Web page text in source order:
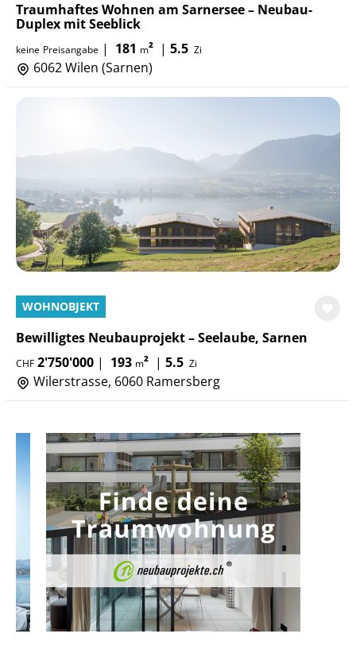
Traumhaftes Wohnen am Sarnersee – Neubau-
Duplex mit Seeblick
keine Preisangabe | 181 m² | 5.5 Zi
6062 Wilen (Sarnen)
WOHNOBJEKT
Bewilligtes Neubauprojekt – Seelaube, Sarnen
CHF 2'750'000 | 193 m² | 5.5 Zi
Wilerstrasse, 6060 Ramersberg